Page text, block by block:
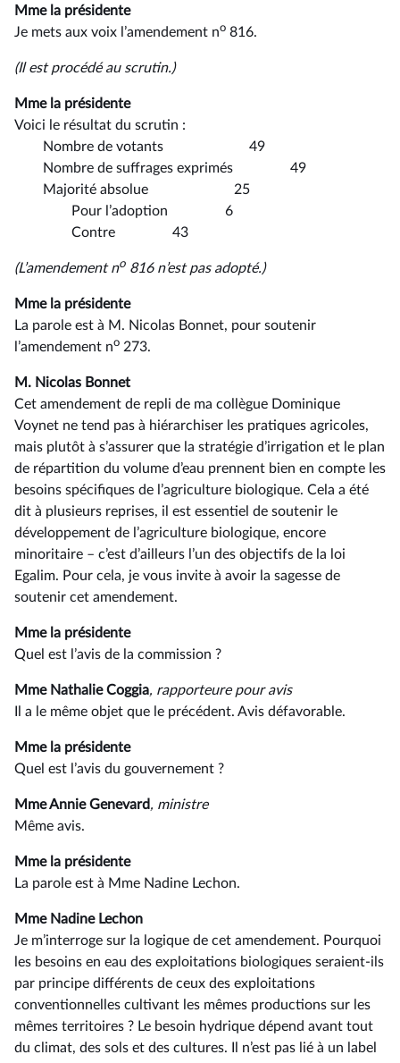
Mme la présidente
Je mets aux voix l’amendement no 816.
(Il est procédé au scrutin.)
Mme la présidente
Voici le résultat du scrutin :
Nombre de votants 49
Nombre de suffrages exprimés 49
Majorité absolue 25
Pour l’adoption 6
Contre 43
(L’amendement no 816 n’est pas adopté.)
Mme la présidente
La parole est à M. Nicolas Bonnet, pour soutenir
l’amendement no 273.
M. Nicolas Bonnet
Cet amendement de repli de ma collègue Dominique
Voynet ne tend pas à hiérarchiser les pratiques agricoles,
mais plutôt à s’assurer que la stratégie d’irrigation et le plan
de répartition du volume d’eau prennent bien en compte les
besoins spécifiques de l’agriculture biologique. Cela a été
dit à plusieurs reprises, il est essentiel de soutenir le
développement de l’agriculture biologique, encore
minoritaire –⁠ c’est d’ailleurs l’un des objectifs de la loi
Egalim. Pour cela, je vous invite à avoir la sagesse de
soutenir cet amendement.
Mme la présidente
Quel est l’avis de la commission ?
Mme Nathalie Coggia, rapporteure pour avis
Il a le même objet que le précédent. Avis défavorable.
Mme la présidente
Quel est l’avis du gouvernement ?
Mme Annie Genevard, ministre
Même avis.
Mme la présidente
La parole est à Mme Nadine Lechon.
Mme Nadine Lechon
Je m’interroge sur la logique de cet amendement. Pourquoi
les besoins en eau des exploitations biologiques seraient-ils
par principe différents de ceux des exploitations
conventionnelles cultivant les mêmes productions sur les
mêmes territoires ? Le besoin hydrique dépend avant tout
du climat, des sols et des cultures. Il n’est pas lié à un label